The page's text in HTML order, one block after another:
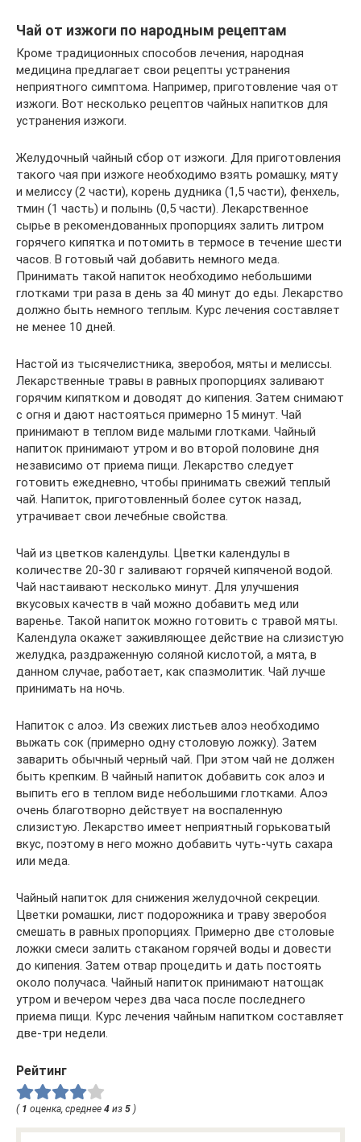
Чай от изжоги по народным рецептам
Кроме традиционных способов лечения, народная
медицина предлагает свои рецепты устранения
неприятного симптома. Например, приготовление чая от
изжоги. Вот несколько рецептов чайных напитков для
устранения изжоги.
Желудочный чайный сбор от изжоги. Для приготовления
такого чая при изжоге необходимо взять ромашку, мяту
и мелиссу (2 части), корень дудника (1,5 части), фенхель,
тмин (1 часть) и полынь (0,5 части). Лекарственное
сырье в рекомендованных пропорциях залить литром
горячего кипятка и потомить в термосе в течение шести
часов. В готовый чай добавить немного меда.
Принимать такой напиток необходимо небольшими
глотками три раза в день за 40 минут до еды. Лекарство
должно быть немного теплым. Курс лечения составляет
не менее 10 дней.
Настой из тысячелистника, зверобоя, мяты и мелиссы.
Лекарственные травы в равных пропорциях заливают
горячим кипятком и доводят до кипения. Затем снимают
с огня и дают настояться примерно 15 минут. Чай
принимают в теплом виде малыми глотками. Чайный
напиток принимают утром и во второй половине дня
независимо от приема пищи. Лекарство следует
готовить ежедневно, чтобы принимать свежий теплый
чай. Напиток, приготовленный более суток назад,
утрачивает свои лечебные свойства.
Чай из цветков календулы. Цветки календулы в
количестве 20-30 г заливают горячей кипяченой водой.
Чай настаивают несколько минут. Для улучшения
вкусовых качеств в чай можно добавить мед или
варенье. Такой напиток можно готовить с травой мяты.
Календула окажет заживляющее действие на слизистую
желудка, раздраженную соляной кислотой, а мята, в
данном случае, работает, как спазмолитик. Чай лучше
принимать на ночь.
Напиток с алоэ. Из свежих листьев алоэ необходимо
выжать сок (примерно одну столовую ложку). Затем
заварить обычный черный чай. При этом чай не должен
быть крепким. В чайный напиток добавить сок алоэ и
выпить его в теплом виде небольшими глотками. Алоэ
очень благотворно действует на воспаленную
слизистую. Лекарство имеет неприятный горьковатый
вкус, поэтому в него можно добавить чуть-чуть сахара
или меда.
Чайный напиток для снижения желудочной секреции.
Цветки ромашки, лист подорожника и траву зверобоя
смешать в равных пропорциях. Примерно две столовые
ложки смеси залить стаканом горячей воды и довести
до кипения. Затем отвар процедить и дать постоять
около получаса. Чайный напиток принимают натощак
утром и вечером через два часа после последнего
приема пищи. Курс лечения чайным напитком составляет
две-три недели.
Рейтинг
( 1 оценка, среднее 4 из 5 )